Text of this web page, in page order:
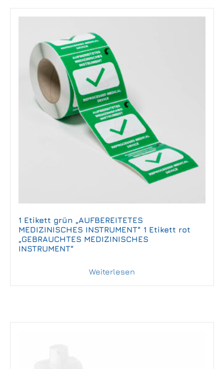
1 Etikett grün „AUFBEREITETES
MEDIZINISCHES INSTRUMENT“ 1 Etikett rot
„GEBRAUCHTES MEDIZINISCHES
INSTRUMENT“
Weiterlesen